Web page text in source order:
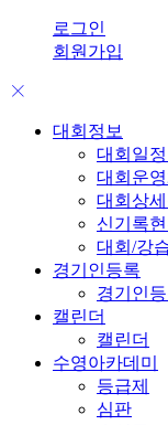
로그인
회원가입
대회정보
대회일
대회운영
대회상
신기록
대회/강
경기인등록
경기인
캘린더
캘린더
수영아카데미
등급제
심판